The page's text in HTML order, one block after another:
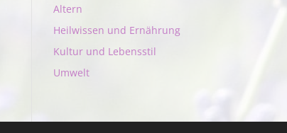
Altern
Heilwissen und Ernährung
Kultur und Lebensstil
Umwelt